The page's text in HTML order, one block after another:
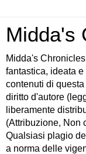
Midda's
Midda's
fantastica, ideata
contenuti di
diritto d'autore
liberamente
(Attribuzione, Non
Qualsiasi plagio
a norma delle